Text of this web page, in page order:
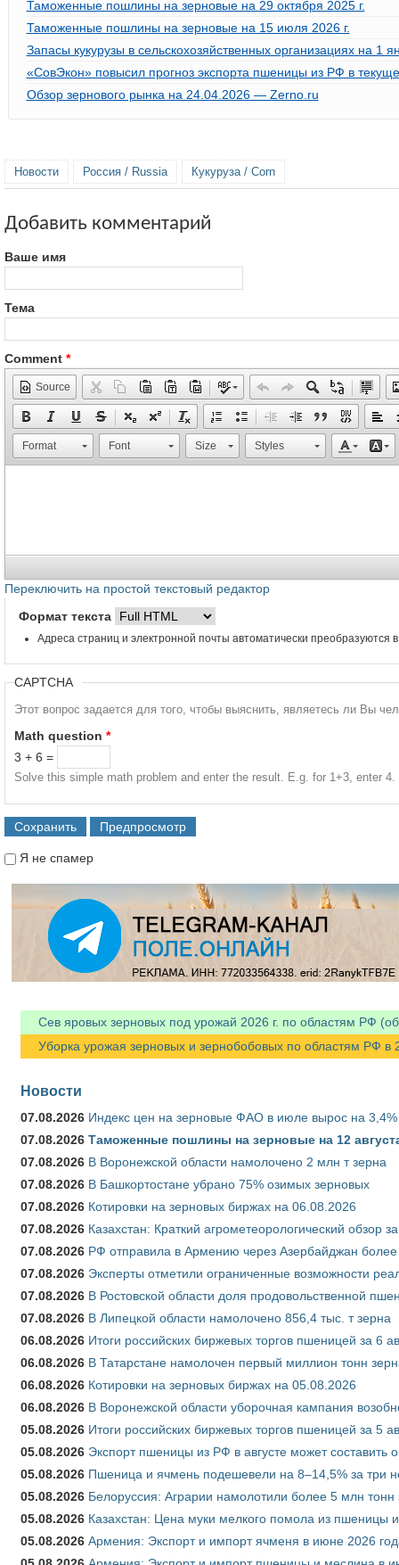
Таможенные пошлины на зерновые на 29 октября 2025 г.
Таможенные пошлины на зерновые на 15 июля 2026 г.
Запасы кукурузы в сельскохозяйственных организациях на 1
«СовЭкон» повысил прогноз экспорта пшеницы из РФ в
Обзор зернового рынка на 24.04.2026 — Zerno.ru
Новости Россия / Russia Кукуруза / Corn
Добавить комментарий
Ваше имя
Тема
Comment *
Source
Format Font Size Styles
Переключить на простой текстовый редактор
Формат текста
Адреса страниц и электронной почты автоматически преобразуются
CAPTCHA
Этот вопрос задается для того, чтобы выяснить, являетесь ли Вы
Math question *
3 + 6 =
Solve this simple math problem and enter the result. E.g. for 1+3, enter 4.
Я не спамер
Сев яровых зерновых под урожай 2026 г. по областям РФ
Уборка урожая зерновых и зернобобовых по областям РФ в
Новости
07.08.2026 Индекс цен на зерновые ФАО в июле вырос на 3,4%
07.08.2026 Таможенные пошлины на зерновые на 12
07.08.2026 В Воронежской области намолочено 2 млн т зерна
07.08.2026 В Башкортостане убрано 75% озимых зерновых
07.08.2026 Котировки на зерновых биржах на 06.08.2026
07.08.2026 Казахстан: Краткий агрометеорологический обзор
07.08.2026 РФ отправила в Армению через Азербайджан более
07.08.2026 Эксперты отметили ограниченные возможности
07.08.2026 В Ростовской области доля продовольственной
07.08.2026 В Липецкой области намолочено 856,4 тыс. т зерна
06.08.2026 Итоги российских биржевых торгов пшеницей за 6
06.08.2026 В Татарстане намолочен первый миллион тонн
06.08.2026 Котировки на зерновых биржах на 05.08.2026
06.08.2026 В Воронежской области уборочная кампания
05.08.2026 Итоги российских биржевых торгов пшеницей за 5
05.08.2026 Экспорт пшеницы из РФ в августе может составить
05.08.2026 Пшеница и ячмень подешевели на 8–14,5% за три
05.08.2026 Белоруссия: Аграрии намолотили более 5 млн тонн
05.08.2026 Казахстан: Цена муки мелкого помола из пшеницы
05.08.2026 Армения: Экспорт и импорт ячменя в июне 2026